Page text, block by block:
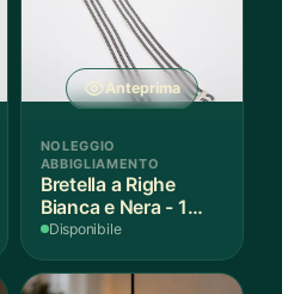
Anteprima
NOLEGGIO
ABBIGLIAMENTO
Bretella a Righe
Bianca e Nera - 1
Pezzo
Disponibile